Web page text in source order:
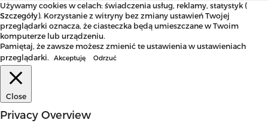
Używamy cookies w celach: świadczenia usług, reklamy, statystyk (
Szczegóły). Korzystanie z witryny bez zmiany ustawień Twojej
przeglądarki oznacza, że ciasteczka będą umieszczane w Twoim
komputerze lub urządzeniu.
Pamiętaj, że zawsze możesz zmienić te ustawienia w ustawieniach
przeglądarki.
Akceptuję Odrzuć
Close
Privacy Overview